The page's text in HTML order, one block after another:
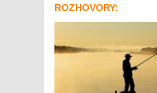
ROZHOVORY: